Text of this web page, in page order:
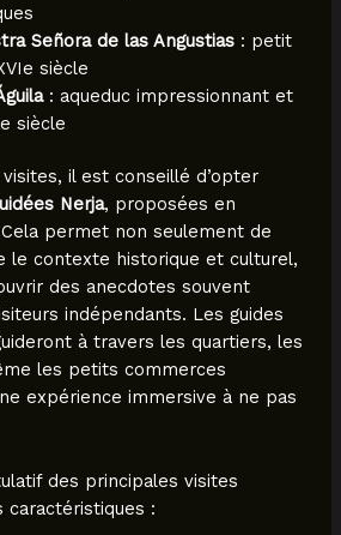
Señora de las Angustias : petit
siècle
: aqueduc impressionnant et
siècle
il est conseillé d’opter
Nerja, proposées en
permet non seulement de
le contexte historique et culturel,
des anecdotes souvent
indépendants. Les guides
à travers les quartiers, les
les petits commerces
expérience immersive à ne pas
des principales visites
: